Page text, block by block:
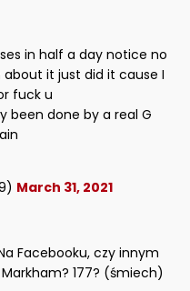
in half a day notice no
it just did it cause I
fuck u
been done by a real G
March 31, 2021
Facebooku, czy innym
177? (śmiech)